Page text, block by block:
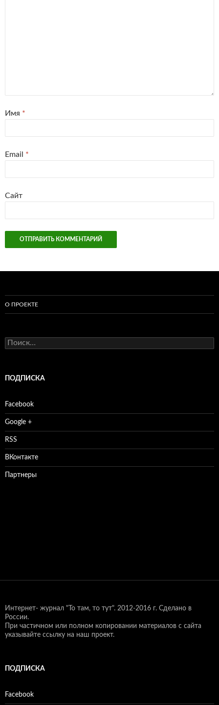
Имя *
Email *
Сайт
О ПРОЕКТЕ
Найти:
ПОДПИСКА
Facebook
Google +
RSS
ВКонтакте
Партнеры
Интернет- журнал "То там, то тут". 2012-2016 г. Сделано в
России.
При частичном или полном копировании материалов с сайта
указывайте ссылку на наш проект.
ПОДПИСКА
Facebook